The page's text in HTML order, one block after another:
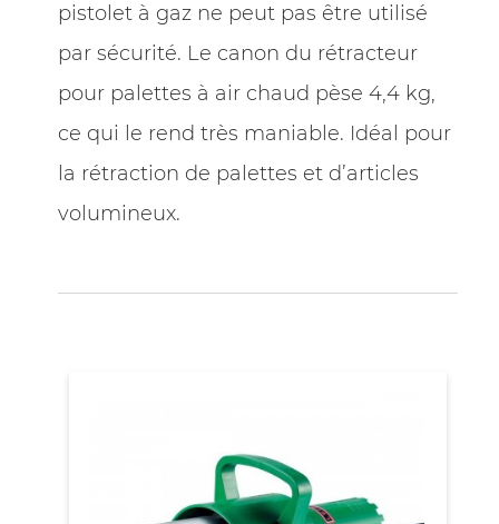
pistolet à gaz ne peut pas être utilisé
par sécurité. Le canon du rétracteur
pour palettes à air chaud pèse 4,4 kg,
ce qui le rend très maniable. Idéal pour
la rétraction de palettes et d’articles
volumineux.